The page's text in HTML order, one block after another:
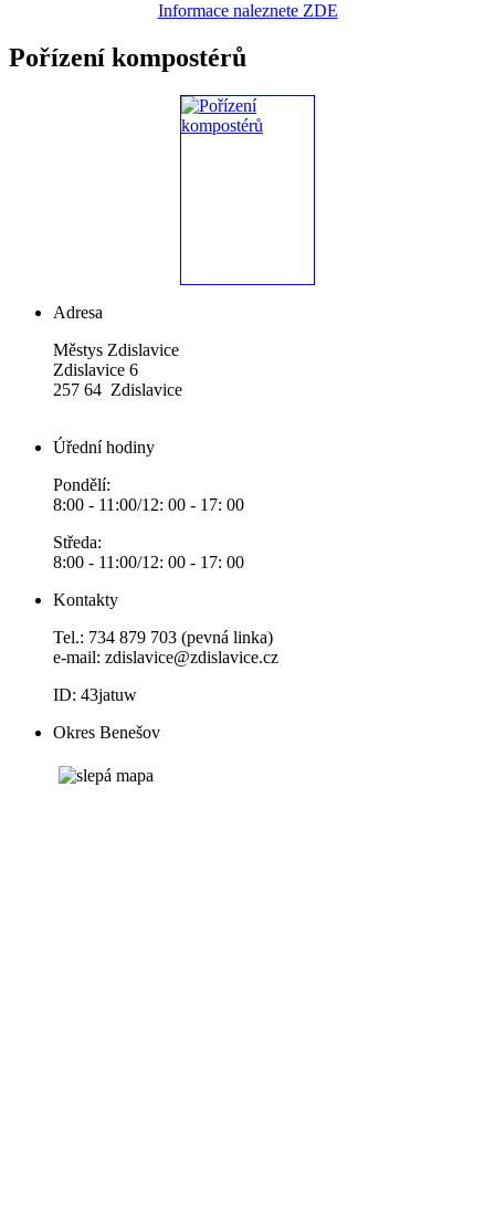
Informace naleznete ZDE
Pořízení kompostérů
Adresa
Městys Zdislavice
Zdislavice 6
257 64 Zdislavice
Úřední hodiny
Pondělí:
8:00 - 11:00/12: 00 - 17: 00
Středa:
8:00 - 11:00/12: 00 - 17: 00
Kontakty
Tel.: 734 879 703 (pevná linka)
e-mail: zdislavice@zdislavice.cz
ID: 43jatuw
Okres Benešov